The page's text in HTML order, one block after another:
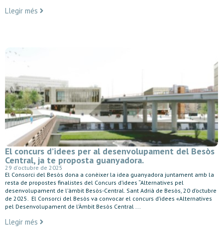
Llegir més
El concurs d’idees per al desenvolupament del Besòs
Central, ja te proposta guanyadora.
29 d'octubre de 2025
El Consorci del Besòs dona a conèixer la idea guanyadora juntament amb la
resta de propostes finalistes del Concurs d’idees “Alternatives pel
desenvolupament de l’àmbit Besòs-Central. Sant Adrià de Besòs, 20 d’octubre
de 2025. El Consorci del Besòs va convocar el concurs d’idees «Alternatives
pel Desenvolupament de l’Àmbit Besòs Central ...
Llegir més